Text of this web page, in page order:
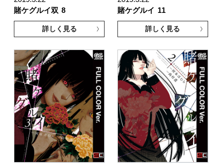
賭ケグルイ双 8
詳しく見る
賭ケグルイ 11
詳しく見る